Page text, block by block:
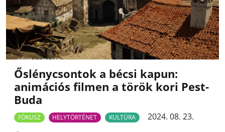
Őslénycsontok a bécsi kapun:
animációs filmen a török kori Pest-
Buda
FÓKUSZ HELYTÖRTÉNET KULTÚRA
2024. 08. 23.